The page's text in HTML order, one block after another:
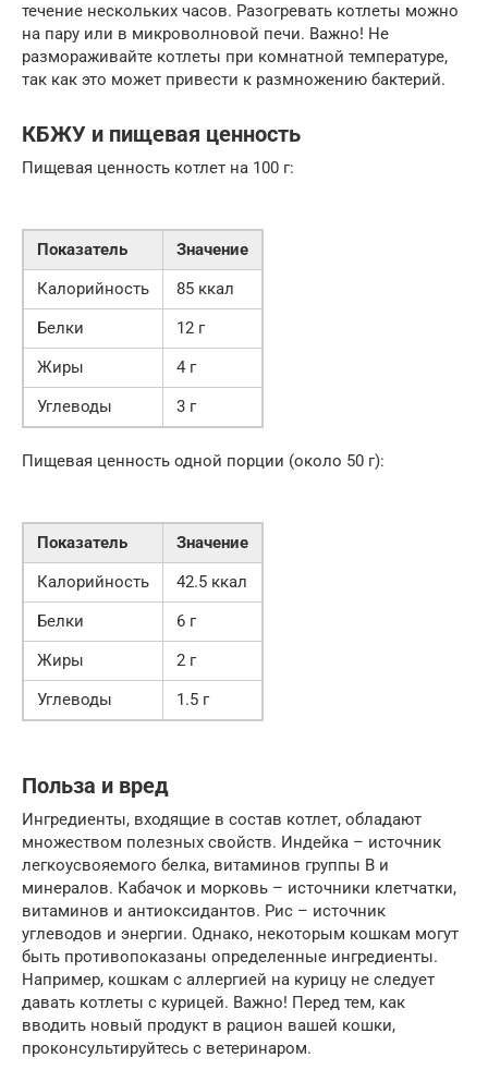
течение нескольких часов. Разогревать котлеты можно
на пару или в микроволновой печи. Важно! Не
размораживайте котлеты при комнатной температуре,
так как это может привести к размножению бактерий.
КБЖУ и пищевая ценность
Пищевая ценность котлет на 100 г:
Показатель
Значение
Калорийность
85 ккал
Белки
12 г
Жиры
4 г
Углеводы
3 г
Пищевая ценность одной порции (около 50 г):
Показатель
Значение
Калорийность
42.5 ккал
Белки
6 г
Жиры
2 г
Углеводы
1.5 г
Польза и вред
Ингредиенты, входящие в состав котлет, обладают
множеством полезных свойств. Индейка – источник
легкоусвояемого белка, витаминов группы B и
минералов. Кабачок и морковь – источники клетчатки,
витаминов и антиоксидантов. Рис – источник
углеводов и энергии. Однако, некоторым кошкам могут
быть противопоказаны определенные ингредиенты.
Например, кошкам с аллергией на курицу не следует
давать котлеты с курицей. Важно! Перед тем, как
вводить новый продукт в рацион вашей кошки,
проконсультируйтесь с ветеринаром.